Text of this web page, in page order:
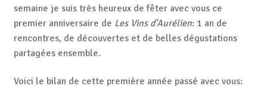
semaine je suis très heureux de fêter avec vous ce
premier anniversaire de Les Vins d’Aurélien: 1 an de
rencontres, de découvertes et de belles dégustations
partagées ensemble.
Voici le bilan de cette première année passé avec vous: